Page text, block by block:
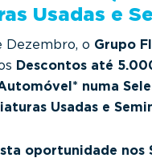
Usadas e
Dezembro, o Grupo
Descontos até
numa
Usadas e
oportunidade nos